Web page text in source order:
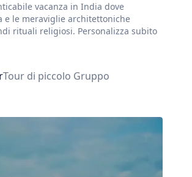
vacanza in India dove
e le meraviglie architettoniche
rituali religiosi. Personalizza subito
Tour di piccolo Gruppo